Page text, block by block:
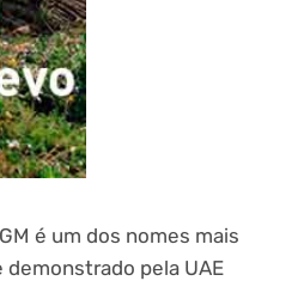
é um dos nomes mais
pela UAE